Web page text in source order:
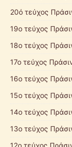
20ό τεύχος
19ο τεύχος
18ο τεύχος
17ο τεύχος
16ο τεύχος
15ο τεύχος
14ο τεύχος
13ο τεύχος
12ο τεύχος